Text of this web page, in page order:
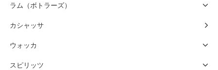
ラム（ボトラーズ）
カシャッサ
ウォッカ
スピリッツ